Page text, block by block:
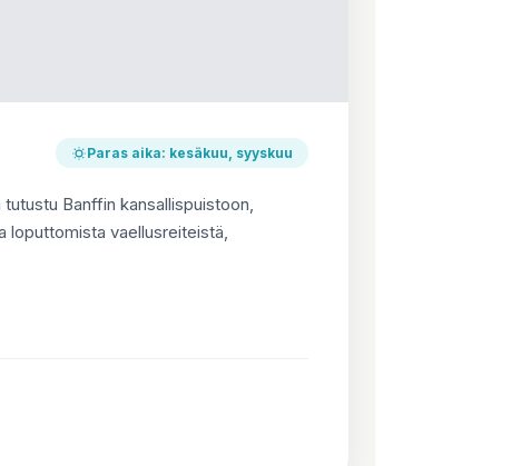
Paras aika: kesäkuu, syyskuu
Banffin kansallispuistoon,
loputtomista vaellusreiteistä,